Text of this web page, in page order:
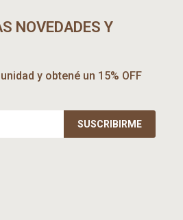
NOVEDADES Y
y obtené un 15% OFF
SUSCRIBIRME